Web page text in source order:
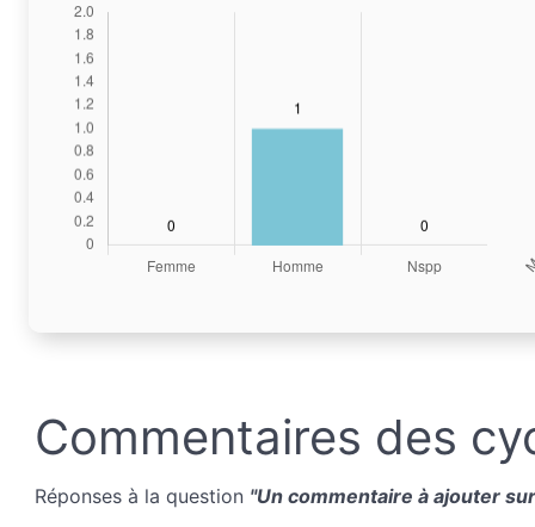
Commentaires des
Réponses à la question "Un commentaire à ajouter